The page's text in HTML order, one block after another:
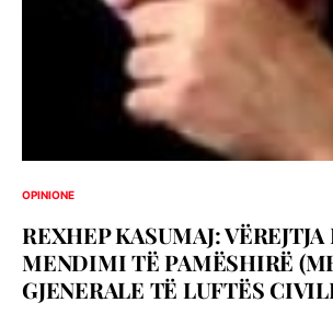
OPINIONE
REXHEP KASUMAJ: VËREJTJA
MENDIMI TË PAMËSHIRË
GJENERALE TË LUFTËS